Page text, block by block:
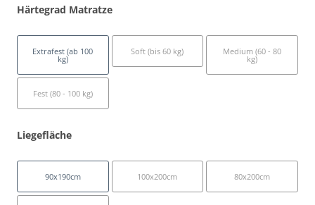
Härtegrad Matratze
Extrafest (ab 100
kg)
Soft (bis 60 kg) Medium (60 - 80
kg)
Fest (80 - 100 kg)
Liegefläche
90x190cm 100x200cm 80x200cm